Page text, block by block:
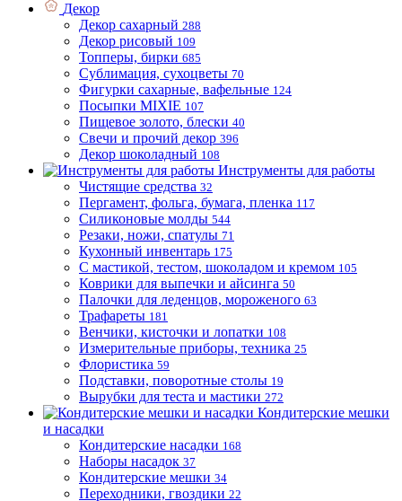
Декор
Декор сахарный 288
Декор рисовый 109
Топперы, бирки 685
Сублимация, сухоцветы 70
Фигурки сахарные, вафельные 124
Посыпки MIXIE 107
Пищевое золото, блески 40
Свечи и прочий декор 396
Декор шоколадный 108
Инструменты для работы
Чистящие средства 32
Пергамент, фольга, бумага, пленка 117
Силиконовые молды 544
Резаки, ножи, спатулы 71
Кухонный инвентарь 175
С мастикой, тестом, шоколадом и кремом 105
Коврики для выпечки и айсинга 50
Палочки для леденцов, мороженого 63
Трафареты 181
Венчики, кисточки и лопатки 108
Измерительные приборы, техника 25
Флористика 59
Подставки, поворотные столы 19
Вырубки для теста и мастики 272
Кондитерские мешки
и насадки
Кондитерские насадки 168
Наборы насадок 37
Кондитерские мешки 34
Переходники, гвоздики 22